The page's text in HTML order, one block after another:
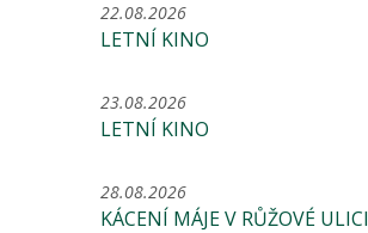
22.08.2026
LETNÍ KINO
23.08.2026
LETNÍ KINO
28.08.2026
KÁCENÍ MÁJE V RŮŽOVÉ ULICI